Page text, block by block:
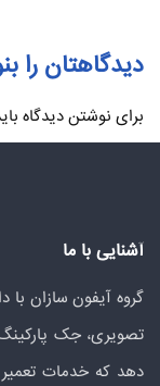
دیدگاهتان را
برای نوشتن دیدگاه
آشنایی با ما
گروه آیفون سازان با
تصویری، جک
دهد که خدمات تعمیر